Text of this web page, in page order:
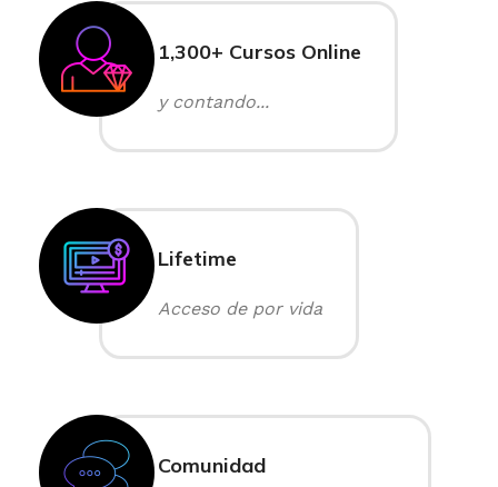
1,300+ Cursos Online
y contando...
Lifetime
Acceso de por vida
Comunidad